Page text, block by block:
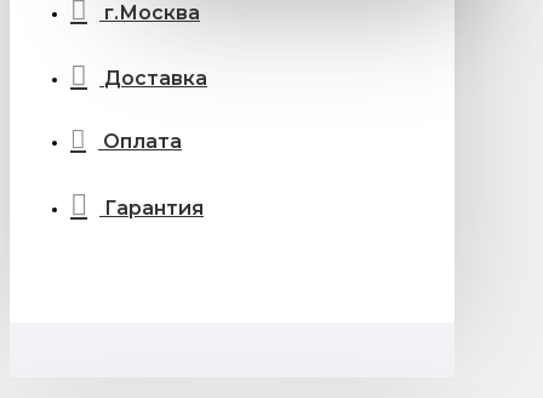
г.Москва
Доставка
Оплата
Гарантия